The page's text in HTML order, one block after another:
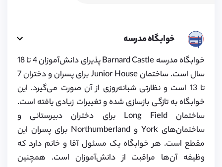
خوابگاه مدرسه
خوابگاه مدرسه Barnard Castle پذیرای دانش‌آموزان 4 تا 18
سال است. ساختمان Junior House برای پسران و دختران 7
تا 13 است و نظارتی شبانه‌روزی از آن صورت می‌گیرد. این
خوابگاه به تازگی بازسازی شده و تغییرات زیادی یافته است.
ساختمان Long Field برای دختران دبیرستانی و
ساختمان‌های York و Northumberland برای پسران این
مقطع است. هر خوابگاه یک مسئول آقا و خانم دارد که
وظیفه آن‌ها مراقبت از دانش‌آموزان است. همچنین